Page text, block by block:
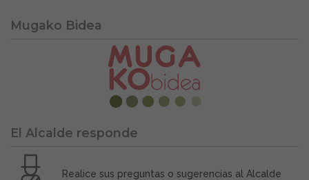
Mugako Bidea
El Alcalde responde
Realice sus preguntas o sugerencias al Alcalde